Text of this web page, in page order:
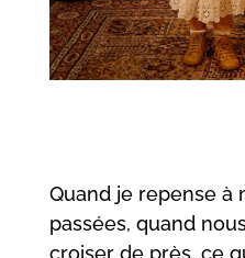
Quand je repense à
passées, quand
croiser de près, ce